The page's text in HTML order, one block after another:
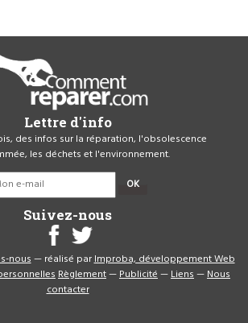
Lettre d'info
des infos sur la réparation, l'obsolescence
les déchets et l'environnement.
OK
Suivez-nous
nous— réalisé parImproba, développement Web
Règlement—Publicité—Liens—Nous
contacter